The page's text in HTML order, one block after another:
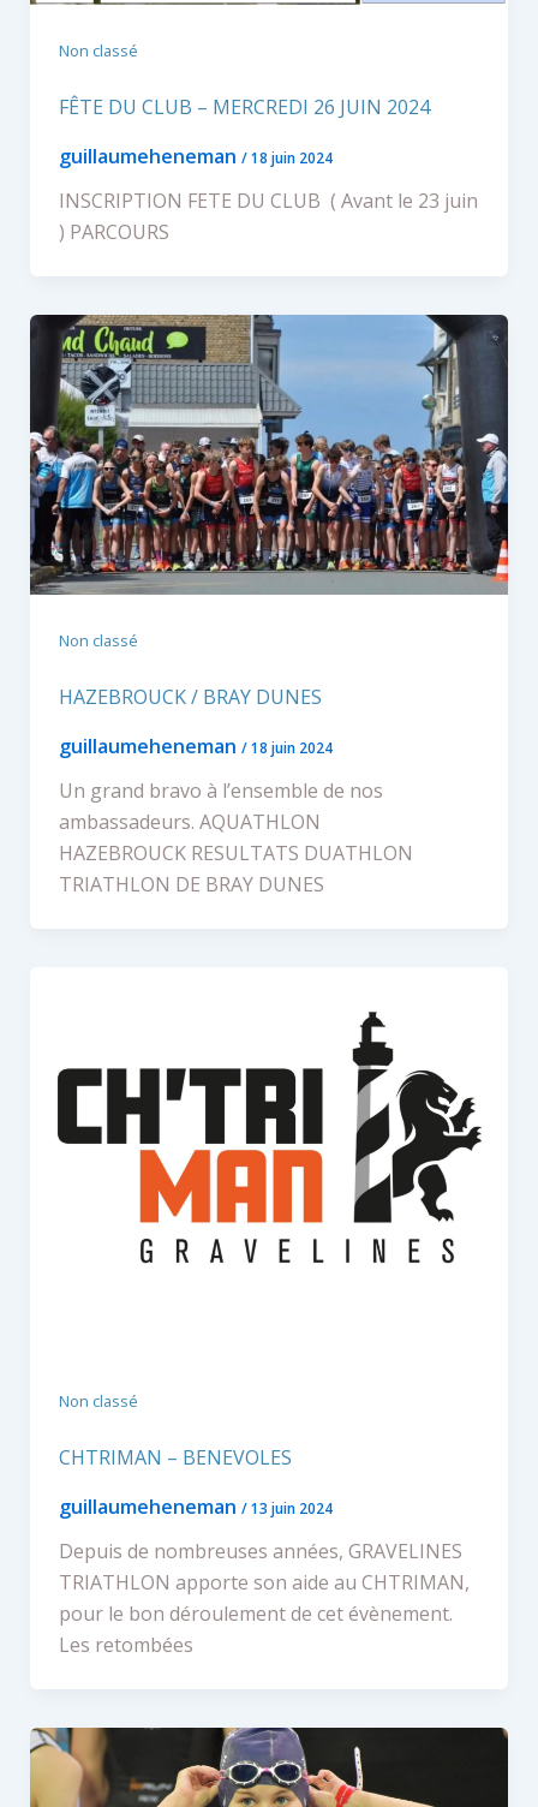
Non classé
FÊTE DU CLUB – MERCREDI 26 JUIN 2024
guillaumeheneman /18 juin 2024
INSCRIPTION FETE DU CLUB ( Avant le 23 juin
) PARCOURS
Non classé
HAZEBROUCK / BRAY DUNES
guillaumeheneman /18 juin 2024
Un grand bravo à l’ensemble de nos
ambassadeurs. AQUATHLON
HAZEBROUCK RESULTATS DUATHLON
TRIATHLON DE BRAY DUNES
Non classé
CHTRIMAN – BENEVOLES
guillaumeheneman /13 juin 2024
Depuis de nombreuses années, GRAVELINES
TRIATHLON apporte son aide au CHTRIMAN,
pour le bon déroulement de cet évènement.
Les retombées